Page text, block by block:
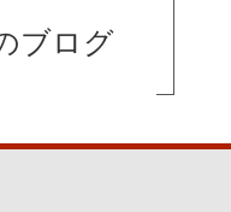
ブログ